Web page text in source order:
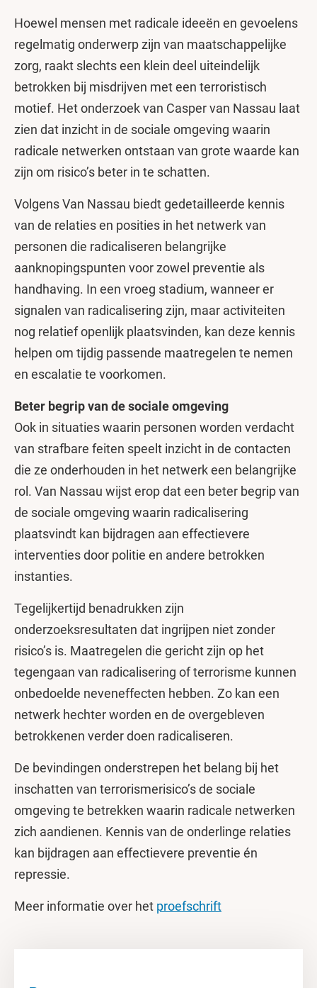
Hoewel mensen met radicale ideeën en gevoelens
regelmatig onderwerp zijn van maatschappelijke
zorg, raakt slechts een klein deel uiteindelijk
betrokken bij misdrijven met een terroristisch
motief. Het onderzoek van Casper van Nassau laat
zien dat inzicht in de sociale omgeving waarin
radicale netwerken ontstaan van grote waarde kan
zijn om risico’s beter in te schatten.
Volgens Van Nassau biedt gedetailleerde kennis
van de relaties en posities in het netwerk van
personen die radicaliseren belangrijke
aanknopingspunten voor zowel preventie als
handhaving. In een vroeg stadium, wanneer er
signalen van radicalisering zijn, maar activiteiten
nog relatief openlijk plaatsvinden, kan deze kennis
helpen om tijdig passende maatregelen te nemen
en escalatie te voorkomen.
Beter begrip van de sociale omgeving
Ook in situaties waarin personen worden verdacht
van strafbare feiten speelt inzicht in de contacten
die ze onderhouden in het netwerk een belangrijke
rol. Van Nassau wijst erop dat een beter begrip van
de sociale omgeving waarin radicalisering
plaatsvindt kan bijdragen aan effectievere
interventies door politie en andere betrokken
instanties.
Tegelijkertijd benadrukken zijn
onderzoeksresultaten dat ingrijpen niet zonder
risico’s is. Maatregelen die gericht zijn op het
tegengaan van radicalisering of terrorisme kunnen
onbedoelde neveneffecten hebben. Zo kan een
netwerk hechter worden en de overgebleven
betrokkenen verder doen radicaliseren.
De bevindingen onderstrepen het belang bij het
inschatten van terrorismerisico’s de sociale
omgeving te betrekken waarin radicale netwerken
zich aandienen. Kennis van de onderlinge relaties
kan bijdragen aan effectievere preventie én
repressie.
Meer informatie over het proefschrift